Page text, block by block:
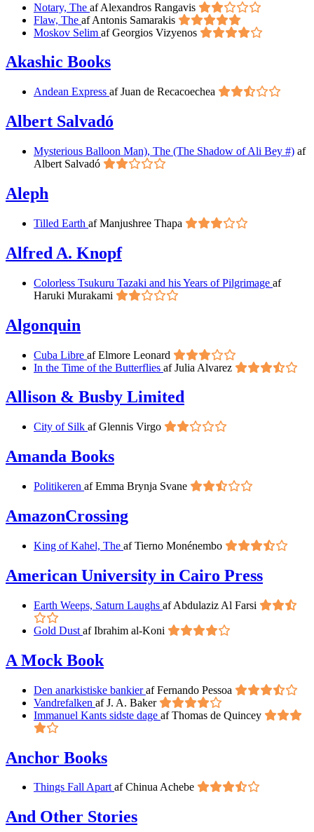
Notary, The af Alexandros Rangavis
Flaw, The af Antonis Samarakis
Moskov Selim af Georgios Vizyenos
Akashic Books
Andean Express af Juan de Recacoechea
Albert Salvadó
Mysterious Balloon Man), The (The Shadow of Ali Bey #) af
Albert Salvadó
Aleph
Tilled Earth af Manjushree Thapa
Alfred A. Knopf
Colorless Tsukuru Tazaki and his Years of Pilgrimage af
Haruki Murakami
Algonquin
Cuba Libre af Elmore Leonard
In the Time of the Butterflies af Julia Alvarez
Allison & Busby Limited
City of Silk af Glennis Virgo
Amanda Books
Politikeren af Emma Brynja Svane
AmazonCrossing
King of Kahel, The af Tierno Monénembo
American University in Cairo Press
Earth Weeps, Saturn Laughs af Abdulaziz Al Farsi
Gold Dust af Ibrahim al-Koni
A Mock Book
Den anarkistiske bankieraf Fernando Pessoa
Vandrefalken af J. A. Baker
Immanuel Kants sidste dage af Thomas de Quincey
Anchor Books
Things Fall Apartaf Chinua Achebe
And Other Stories